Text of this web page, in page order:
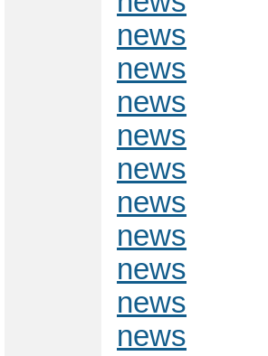
news
news
news
news
news
news
news
news
news
news